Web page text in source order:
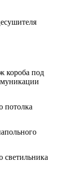
короба под
потолка
светильника